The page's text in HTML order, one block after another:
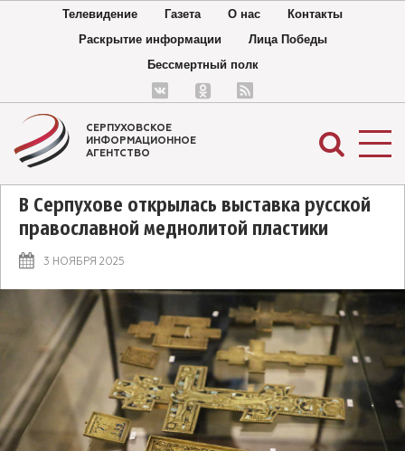
Телевидение Газета О нас
Контакты
Раскрытие информации
Лица Победы
Бессмертный полк
СЕРПУХОВСКОЕ
ИНФОРМАЦИОННОЕ
АГЕНТСТВО
В Серпухове открылась выставка русской
православной меднолитой пластики
3 НОЯБРЯ 2025